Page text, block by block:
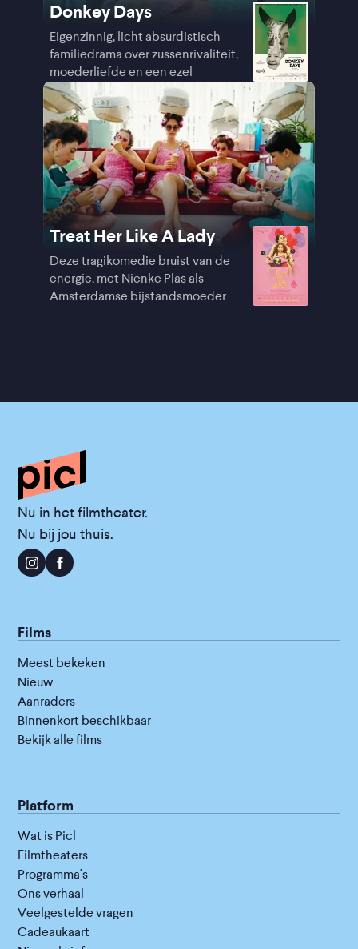
Donkey Days
Eigenzinnig, licht absurdistisch
familiedrama over zussenrivaliteit,
moederliefde en een ezel
Treat Her Like A Lady
Deze tragikomedie bruist van de
energie, met Nienke Plas als
Amsterdamse bijstandsmoeder
Nu in het filmtheater.
Nu bij jou thuis.
Films
Meest bekeken
Nieuw
Aanraders
Binnenkort beschikbaar
Bekijk alle films
Platform
Wat is Picl
Filmtheaters
Programma's
Ons verhaal
Veelgestelde vragen
Cadeaukaart